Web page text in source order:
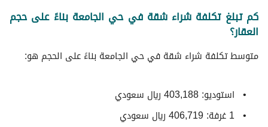
كم تبلغ تكلفة شراء شقة في حي الجامعة بناءً على حجم
العقار؟
متوسط ​​تكلفة شراء شقة في حي الجامعة بناءً على الحجم هو:
استوديو: 403,188 ريال سعودي
1 غرفة: 406,719 ريال سعودي